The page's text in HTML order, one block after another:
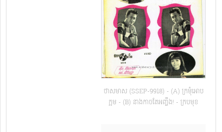
ថាសមាស (SSEP-9918) - (A) ក្រមុំអោប
ក្អម - (B) នាងកាចតែអញ្ចឹង! - ក្របមុខ